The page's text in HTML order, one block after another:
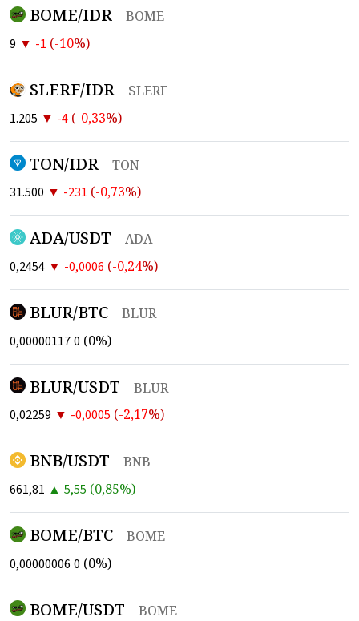
BOME/IDR
BOME
9 ▼ -1 (-10%)
SLERF/IDR
SLERF
1.205 ▼ -4 (-0,33%)
TON/IDR
TON
31.500 ▼ -231 (-0,73%)
ADA/USDT
ADA
0,2454 ▼ -0,0006 (-0,24%)
BLUR/BTC
BLUR
0,000001170 (0%)
BLUR/USDT
BLUR
0,02259 ▼ -0,0005 (-2,17%)
BNB/USDT
BNB
661,81 ▲ 5,55 (0,85%)
BOME/BTC
BOME
0,00000006 0 (0%)
BOME/USDT
BOME